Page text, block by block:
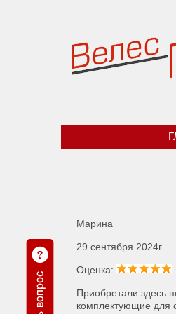
Марина
29 сентября 2024г.
Оценка:
Приобретали здесь
комплектующие для